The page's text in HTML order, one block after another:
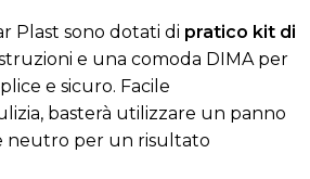
Plast sono dotati di pratico kit di
e una comoda DIMA per
e sicuro. Facile
basterà utilizzare un panno
neutro per un risultato